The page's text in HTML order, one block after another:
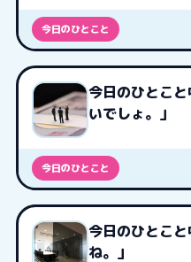
今日のひとこと
今日のひとこ
いでしょ。」
今日のひとこと
今日のひとこ
ね。」